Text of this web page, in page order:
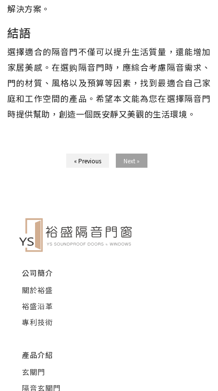
解決方案。
結語
選擇適合的隔音門不僅可以提升生活質量，還能增加
家居美感。在選购隔音門時，應綜合考慮隔音需求、
門的材質、風格以及預算等因素，找到最適合自己家
庭和工作空間的產品。希望本文能為您在選擇隔音門
時提供幫助，創造一個既安靜又美觀的生活環境。
« Previous Next »
公司簡介
關於裕盛
裕盛沿革
專利技術
產品介紹
玄關門
隔音玄關門